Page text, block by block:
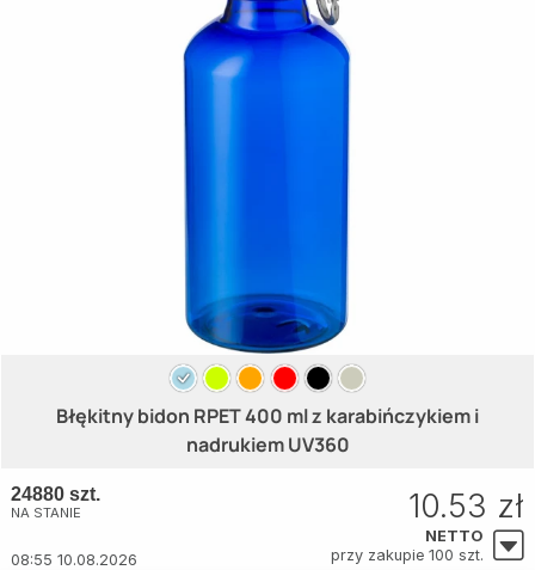
Błękitny bidon RPET 400 ml z karabińczykiem i
nadrukiem UV360
24880 szt.
NA STANIE
08:55 10.08.2026
10.53 zł
NETTO
przy zakupie 100 szt.